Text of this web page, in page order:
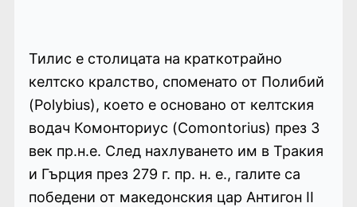
Тилис е столицата на краткотрайно
келтско кралство, споменато от Полибий
(Polybius), което е основано от келтския
водач Комонториус (Comontorius) през 3
век пр.н.е. След нахлуването им в Тракия
и Гърция през 279 г. пр. н. е., галите са
победени от македонския цар Антигон II